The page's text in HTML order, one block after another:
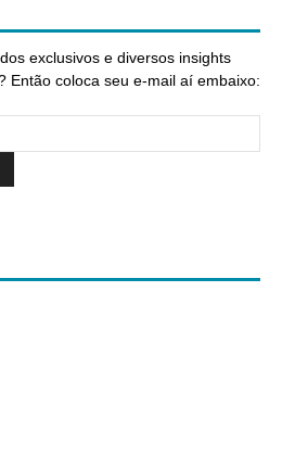
exclusivos e diversos insights
Então coloca seu e-mail aí embaixo: